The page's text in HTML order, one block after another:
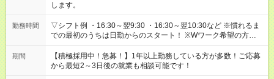
します。
勤務時間
▽シフト例 ・16:30～翌9:30 ・16:30～翌10:30など ※慣れるま
での最初のうちは日勤からのスタート！ ※Wワーク希望の方へ
今ご覧のお仕事で希望する勤務時間と、もう1つのお仕事の勤務
時間。 合計で週40時間を超える場合は応募できません。
期間
【積極採用中！急募！】1年以上勤務している方が多数！ご応募
から最短2～3日後の就業も相談可能です！